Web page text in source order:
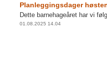
Planleggingsdager
Dette barnehageåret har vi
01.08.2025 14.04